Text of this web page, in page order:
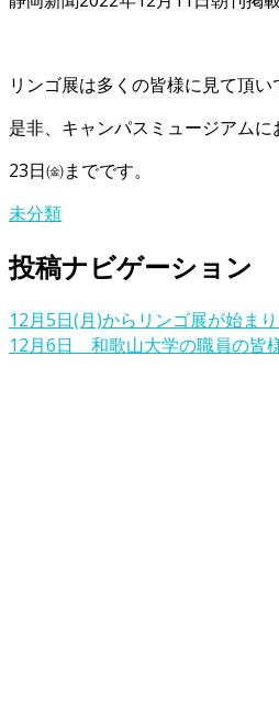
リンゴ展は多くの皆様に見て頂い
是非、キャンパスミュージアムに
23日㈮までです。
未分類
投稿ナビゲーション
12月5日(月)からリンゴ展が始まり
12月6日 和歌山大学の職員の皆